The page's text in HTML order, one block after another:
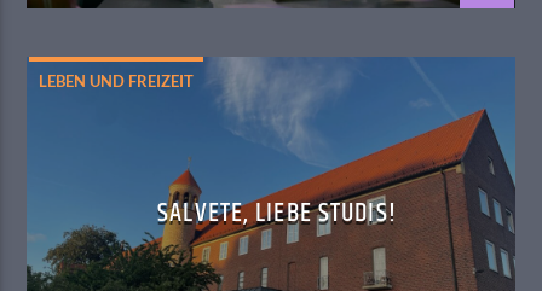
LEBEN UND FREIZEIT
SALVETE, LIEBE STUDIS!